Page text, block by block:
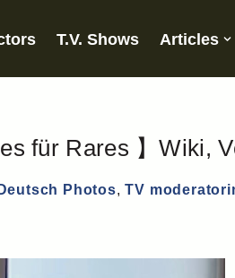
T.V. Shows Articles
für Rares 】Wiki,
Deutsch Photos,TV